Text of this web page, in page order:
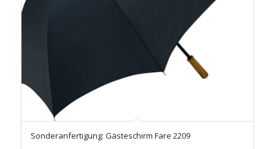
Sonderanfertigung: Gästeschirm Fare 2209